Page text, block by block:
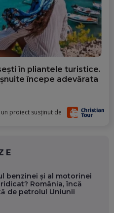
în pliantele turistice.
începe adevărata
un proiect susținut de
benzinei și al motorinei
România, încă
de petrolul Uniunii